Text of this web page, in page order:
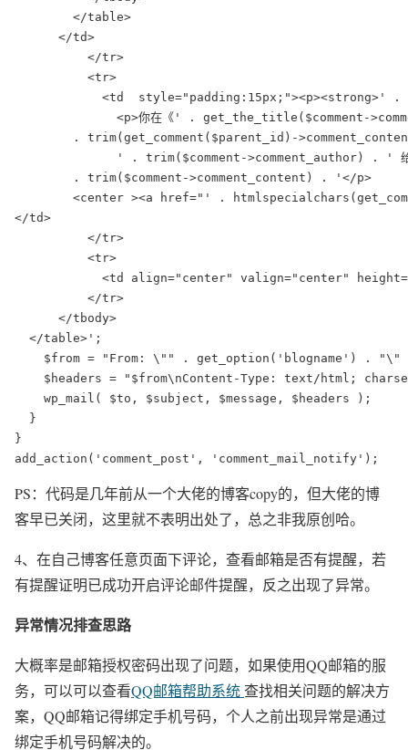
        </table>
      </td>
          </tr>
          <tr>
<td  style="padding:15px;"><p><strong>'
<p>你在《' . get_the_title($comment-
. trim(get_comment($parent_id)-
' . trim($comment->comment_author) . '
        . trim($comment->comment_content) . '</p>
<center ><a href="' .
</td>
          </tr>
          <tr>
<td align="center" valign="center"
          </tr>
      </tbody>
  </table>';
$from = "From: \"" . get_option('blogname') . "\"
$headers = "$from\nContent-Type: text/html;
    wp_mail( $to, $subject, $message, $headers );
  }
}
add_action('comment_post', 'comment_mail_notify');
PS：代码是几年前从一个大佬的博客copy的，但大佬的博
客早已关闭，这里就不表明出处了，总之非我原创哈。
4、在自己博客任意页面下评论，查看邮箱是否有提醒，若
有提醒证明已成功开启评论邮件提醒，反之出现了异常。
异常情况排查思路
大概率是邮箱授权密码出现了问题，如果使用QQ邮箱的服
务，可以可以查看QQ邮箱帮助系统查找相关问题的解决方
案，QQ邮箱记得绑定手机号码，个人之前出现异常是通过
绑定手机号码解决的。